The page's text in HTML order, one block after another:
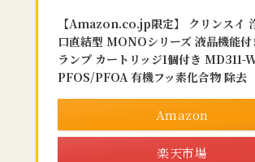
【Amazon.co.jp限定】 クリンスイ
口直結型 MONOシリーズ 液晶機能
ランプ カートリッジ1個付き MD311-
PFOS/PFOA 有機フッ素化合物 除去
Amazon
楽天市場